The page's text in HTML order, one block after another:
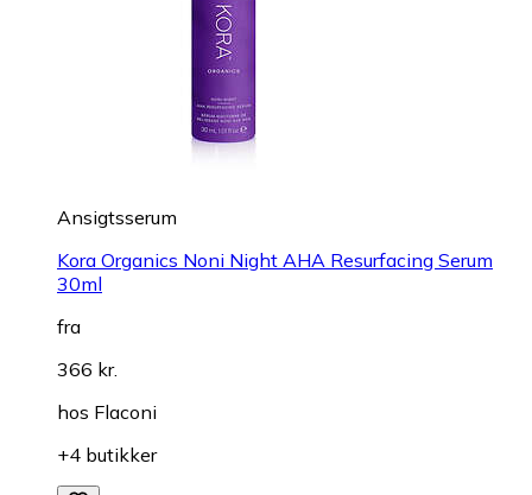
Ansigtsserum
Kora Organics Noni Night AHA Resurfacing Serum
30ml
fra
366 kr.
hos Flaconi
+4 butikker